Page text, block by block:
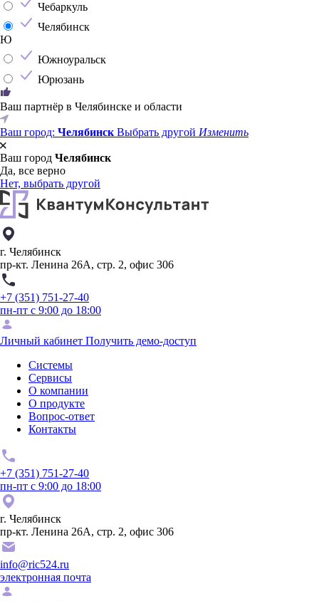
Чебаркуль
Челябинск
Ю
Южноуральск
Юрюзань
Ваш партнёр в Челябинске и области
Ваш город: Челябинск Выбрать другой Изменить
Ваш город Челябинск
Да, все верно
Нет, выбрать другой
г. Челябинск
пр-кт. Ленина 26А, стр. 2, офис 306
+7 (351) 751-27-40
пн-пт с 9:00 до 18:00
Личный кабинет Получить демо-доступ
Системы
Сервисы
О компании
О продукте
Вопрос-ответ
Контакты
+7 (351) 751-27-40
пн-пт с 9:00 до 18:00
г. Челябинск
пр-кт. Ленина 26А, стр. 2, офис 306
info@ric524.ru
электронная почта